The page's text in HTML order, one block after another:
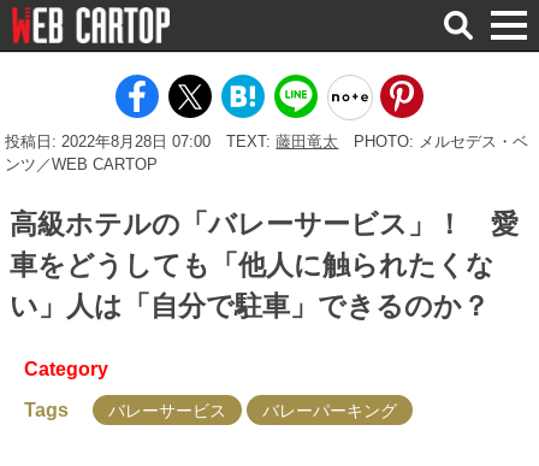
検
索
投稿日: 2022年8月28日 07:00 TEXT:藤田竜太
PHOTO: メルセデス・ベ
ンツ／WEB CARTOP
高級ホテルの「バレーサービス」！ 愛
車をどうしても「他人に触られたくな
い」人は「自分で駐車」できるのか？
Category
Tags
バレーサービス バレーパーキング